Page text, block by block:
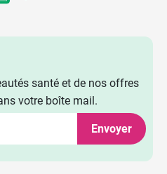
santé et de nos offres
votre boîte mail.
Envoyer